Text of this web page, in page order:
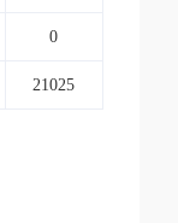
0
21025